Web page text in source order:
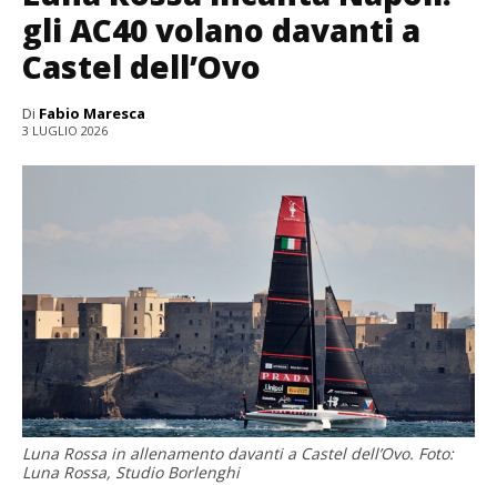
gli AC40 volano davanti a
Castel dell’Ovo
Di Fabio Maresca
3 LUGLIO 2026
Luna Rossa in allenamento davanti a Castel dell’Ovo. Foto:
Luna Rossa, Studio Borlenghi